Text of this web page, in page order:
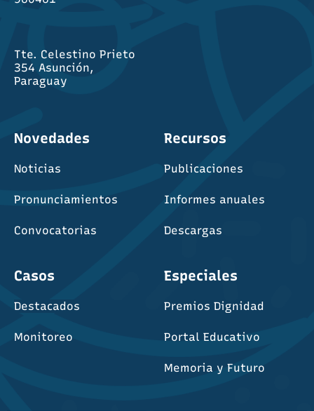
Tte. Celestino Prieto
354 Asunción,
Paraguay
Novedades
Noticias
Pronunciamientos
Convocatorias
Recursos
Publicaciones
Informes anuales
Descargas
Casos
Destacados
Monitoreo
Especiales
Premios Dignidad
Portal Educativo
Memoria y Futuro